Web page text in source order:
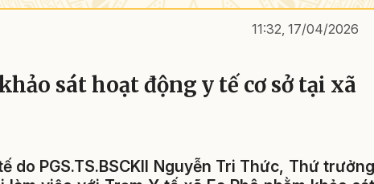
11:32, 17/04/2026
sát hoạt động y tế cơ sở tại xã
do PGS.TS.BSCKII Nguyễn Tri Thức, Thứ trưởng